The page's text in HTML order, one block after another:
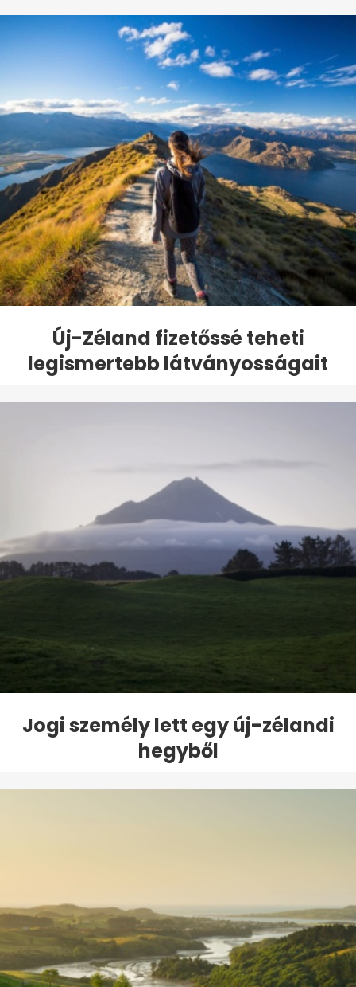
Új-Zéland fizetőssé teheti
legismertebb látványosságait
Jogi személy lett egy új-zélandi
hegyből